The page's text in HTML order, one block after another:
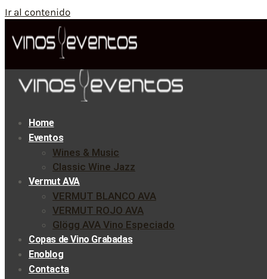
Ir al contenido
Home
Eventos
Wines & Music
Classic Wine Jazz
Vermut AVA
VERMUT BLANCO AVA
VERMUT ROJO AVA
Glögg AVA Vino Especiado
Copas de Vino Grabadas
Enoblog
Contacta